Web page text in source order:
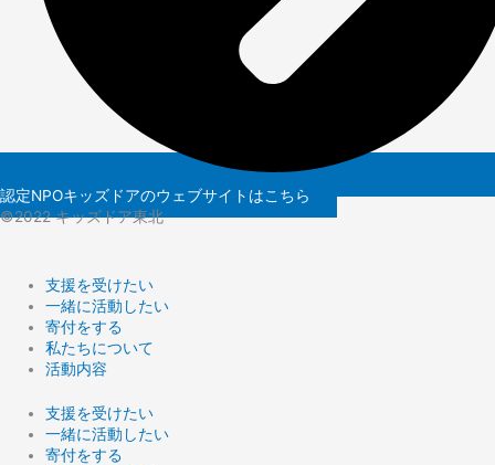
認定NPOキッズドアのウェブサイトはこちら
©️2022 キッズドア東北
支援を受けたい
一緒に活動したい
寄付をする
私たちについて
活動内容
支援を受けたい
一緒に活動したい
寄付をする